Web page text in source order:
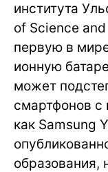
института
of Science
первую в
ионную
может
смартфонов с
как Samsung
образования,